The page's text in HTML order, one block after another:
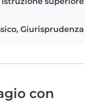
Giurisprudenza
con